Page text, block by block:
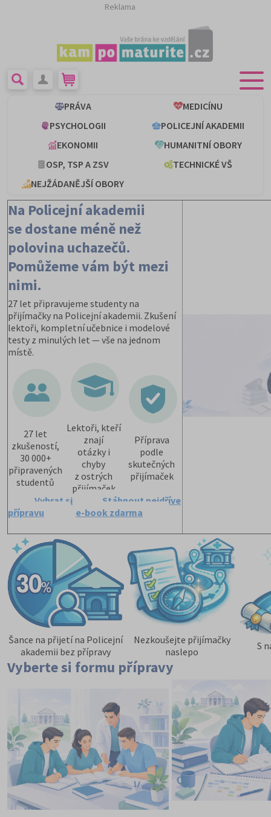
Reklama
PRÁVA
MEDICÍNU
PSYCHOLOGII
POLICEJNÍ AKADEMII
EKONOMII
HUMANITNÍ OBORY
OSP, TSP A ZSV
TECHNICKÉ VŠ
NEJŽÁDANĚJŠÍ OBORY
Na Policejní akademii
se dostane méně než
polovina uchazečů.
Pomůžeme vám být mezi
nimi.
27 let připravujeme studenty na
přijímačky na Policejní akademii. Zkušení
lektoři, kompletní učebnice i modelové
testy z minulých let — vše na jednom
místě.
27 let
zkušeností,
30 000+
připravených
studentů
Lektoři, kteří
znají
otázky i
chyby
z ostrých
přijímaček
Příprava
podle
skutečných
přijímaček
Vybrat si
přípravu
Stáhnout nejdříve
e-book zdarma
Šance na přijetí na Policejní
akademii bez přípravy
Nezkoušejte přijímačky
naslepo
S
Vyberte si formu přípravy